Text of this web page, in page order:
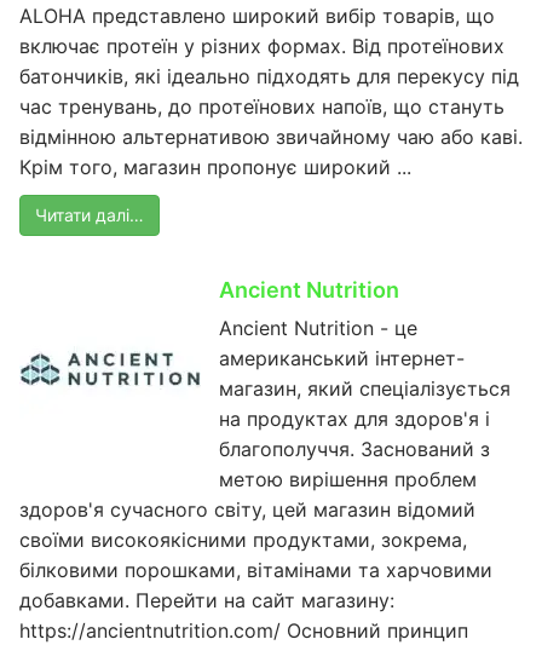
ALOHA представлено широкий вибір товарів, що
включає протеїн у різних формах. Від протеїнових
батончиків, які ідеально підходять для перекусу під
час тренувань, до протеїнових напоїв, що стануть
відмінною альтернативою звичайному чаю або каві.
Крім того, магазин пропонує широкий ...
Читати далі…
Ancient Nutrition
Ancient Nutrition - це
американський інтернет-
магазин, який спеціалізується
на продуктах для здоров'я і
благополуччя. Заснований з
метою вирішення проблем
здоров'я сучасного світу, цей магазин відомий
своїми високоякісними продуктами, зокрема,
білковими порошками, вітамінами та харчовими
добавками. Перейти на сайт магазину:
https://ancientnutrition.com/ Основний принцип